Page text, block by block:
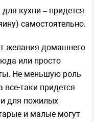
кухни – придется
самостоятельно.
желания домашнего
или просто
Не меньшую роль
все-таки придется
для пожилых
и малые могут